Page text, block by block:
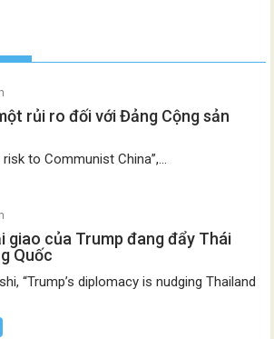
rủi ro đối với Đảng Cộng sản
to Communist China”,...
giao của Trump đang đẩy Thái
Quốc
“Trump’s diplomacy is nudging Thailand